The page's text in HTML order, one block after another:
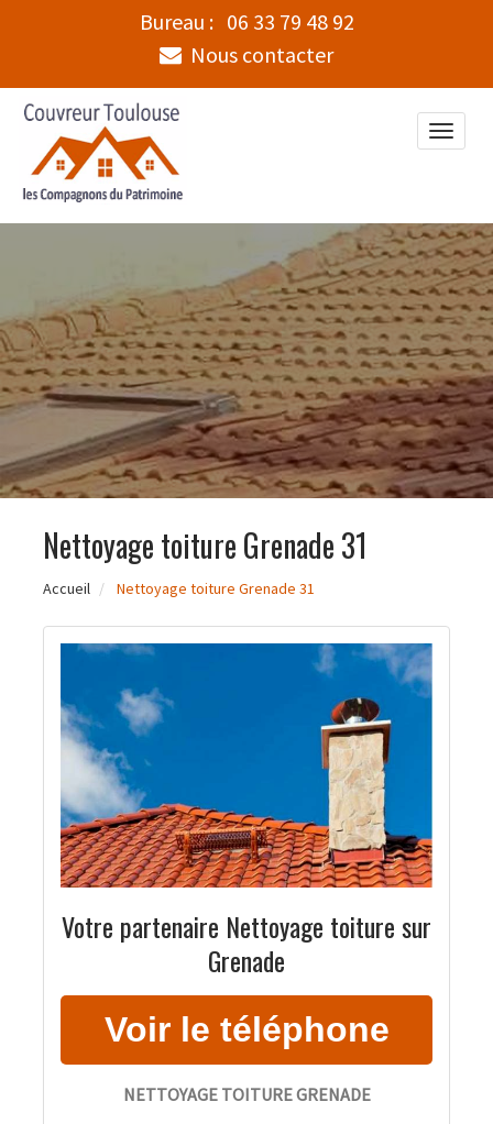
Bureau : 06 33 79 48 92
Nous contacter
Toggle
Nettoyage toiture Grenade 31
Accueil Nettoyage toiture Grenade 31
Votre partenaire Nettoyage toiture sur
Grenade
NETTOYAGE TOITURE GRENADE